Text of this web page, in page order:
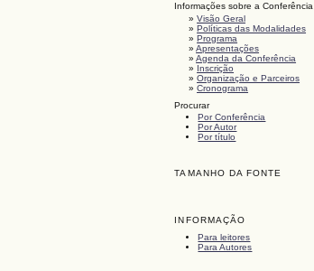
Informações sobre a Conferência
»Visão Geral
»Políticas das Modalidades
»Programa
»Apresentações
»Agenda da Conferência
» Inscrição
»Organização e Parceiros
»Cronograma
Procurar
Por Conferência
Por Autor
Por título
TAMANHO DA FONTE
INFORMAÇÃO
Para leitores
Para Autores